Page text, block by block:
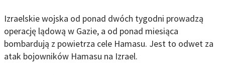
Izraelskie wojska od ponad dwóch tygodni prowadzą
operację lądową w Gazie, a od ponad miesiąca
bombardują z powietrza cele Hamasu. Jest to odwet za
atak bojowników Hamasu na Izrael.